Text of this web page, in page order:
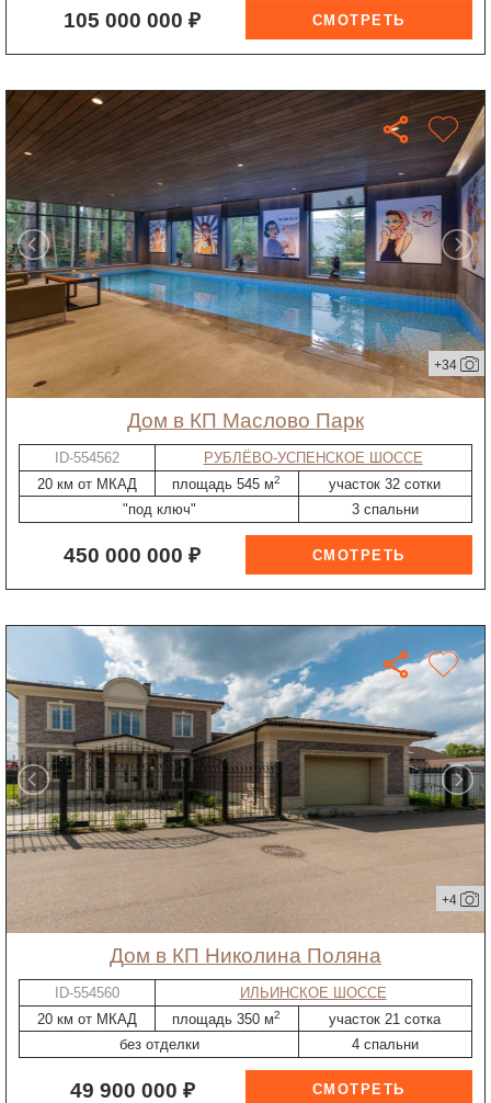
105 000 000 ₽
+34
дом в КП Маслово Парк
ID-554562
РУБЛЁВО-УСПЕНСКОЕ ШОССЕ
20 км от МКАД
площадь 545 м2
участок 32 сотки
"под ключ"
3 спальни
450 000 000 ₽
+4
дом в КП Николина Поляна
ID-554560
ИЛЬИНСКОЕ ШОССЕ
20 км от МКАД
площадь 350 м2
участок 21 сотка
без отделки
4 спальни
49 900 000 ₽